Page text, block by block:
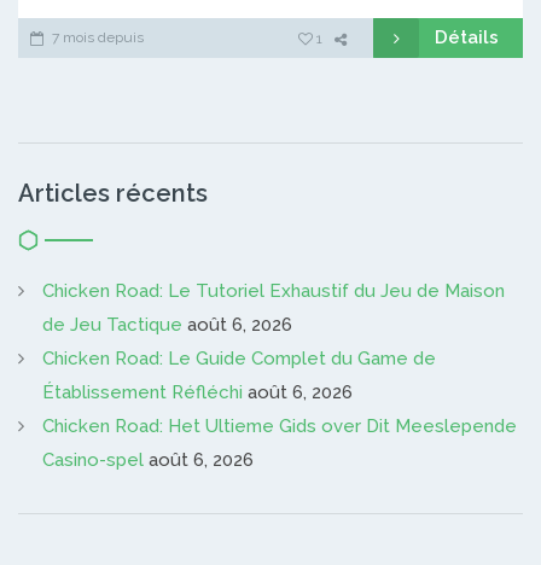
7 mois depuis 1 Détails
Articles récents
Chicken Road: Le Tutoriel Exhaustif du Jeu de Maison
de Jeu Tactique août 6, 2026
Chicken Road: Le Guide Complet du Game de
Établissement Réfléchi août 6, 2026
Chicken Road: Het Ultieme Gids over Dit Meeslepende
Casino-spel août 6, 2026